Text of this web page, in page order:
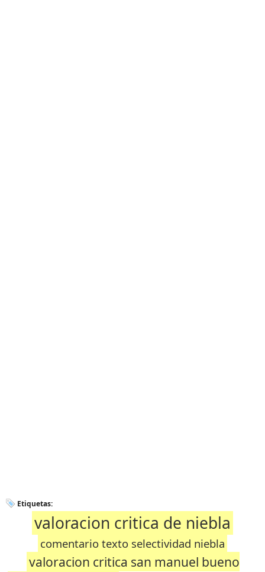
Etiquetas:
valoracion critica de niebla
comentario texto selectividad niebla
valoracion critica san manuel bueno